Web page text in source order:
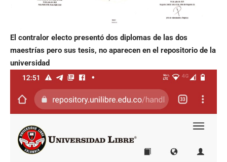
El contralor electo presentó dos diplomas de las dos
maestrías pero sus tesis, no aparecen en el repositorio de la
universidad